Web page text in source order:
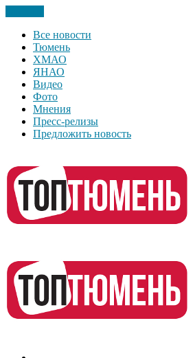
Все новости
Тюмень
ХМАО
ЯНАО
Видео
Фото
Мнения
Пресс-релизы
Предложить новость